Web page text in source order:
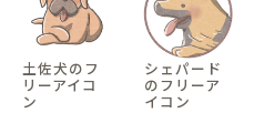
土佐犬のフ
リーアイコ
ン
シェパード
のフリーア
イコン